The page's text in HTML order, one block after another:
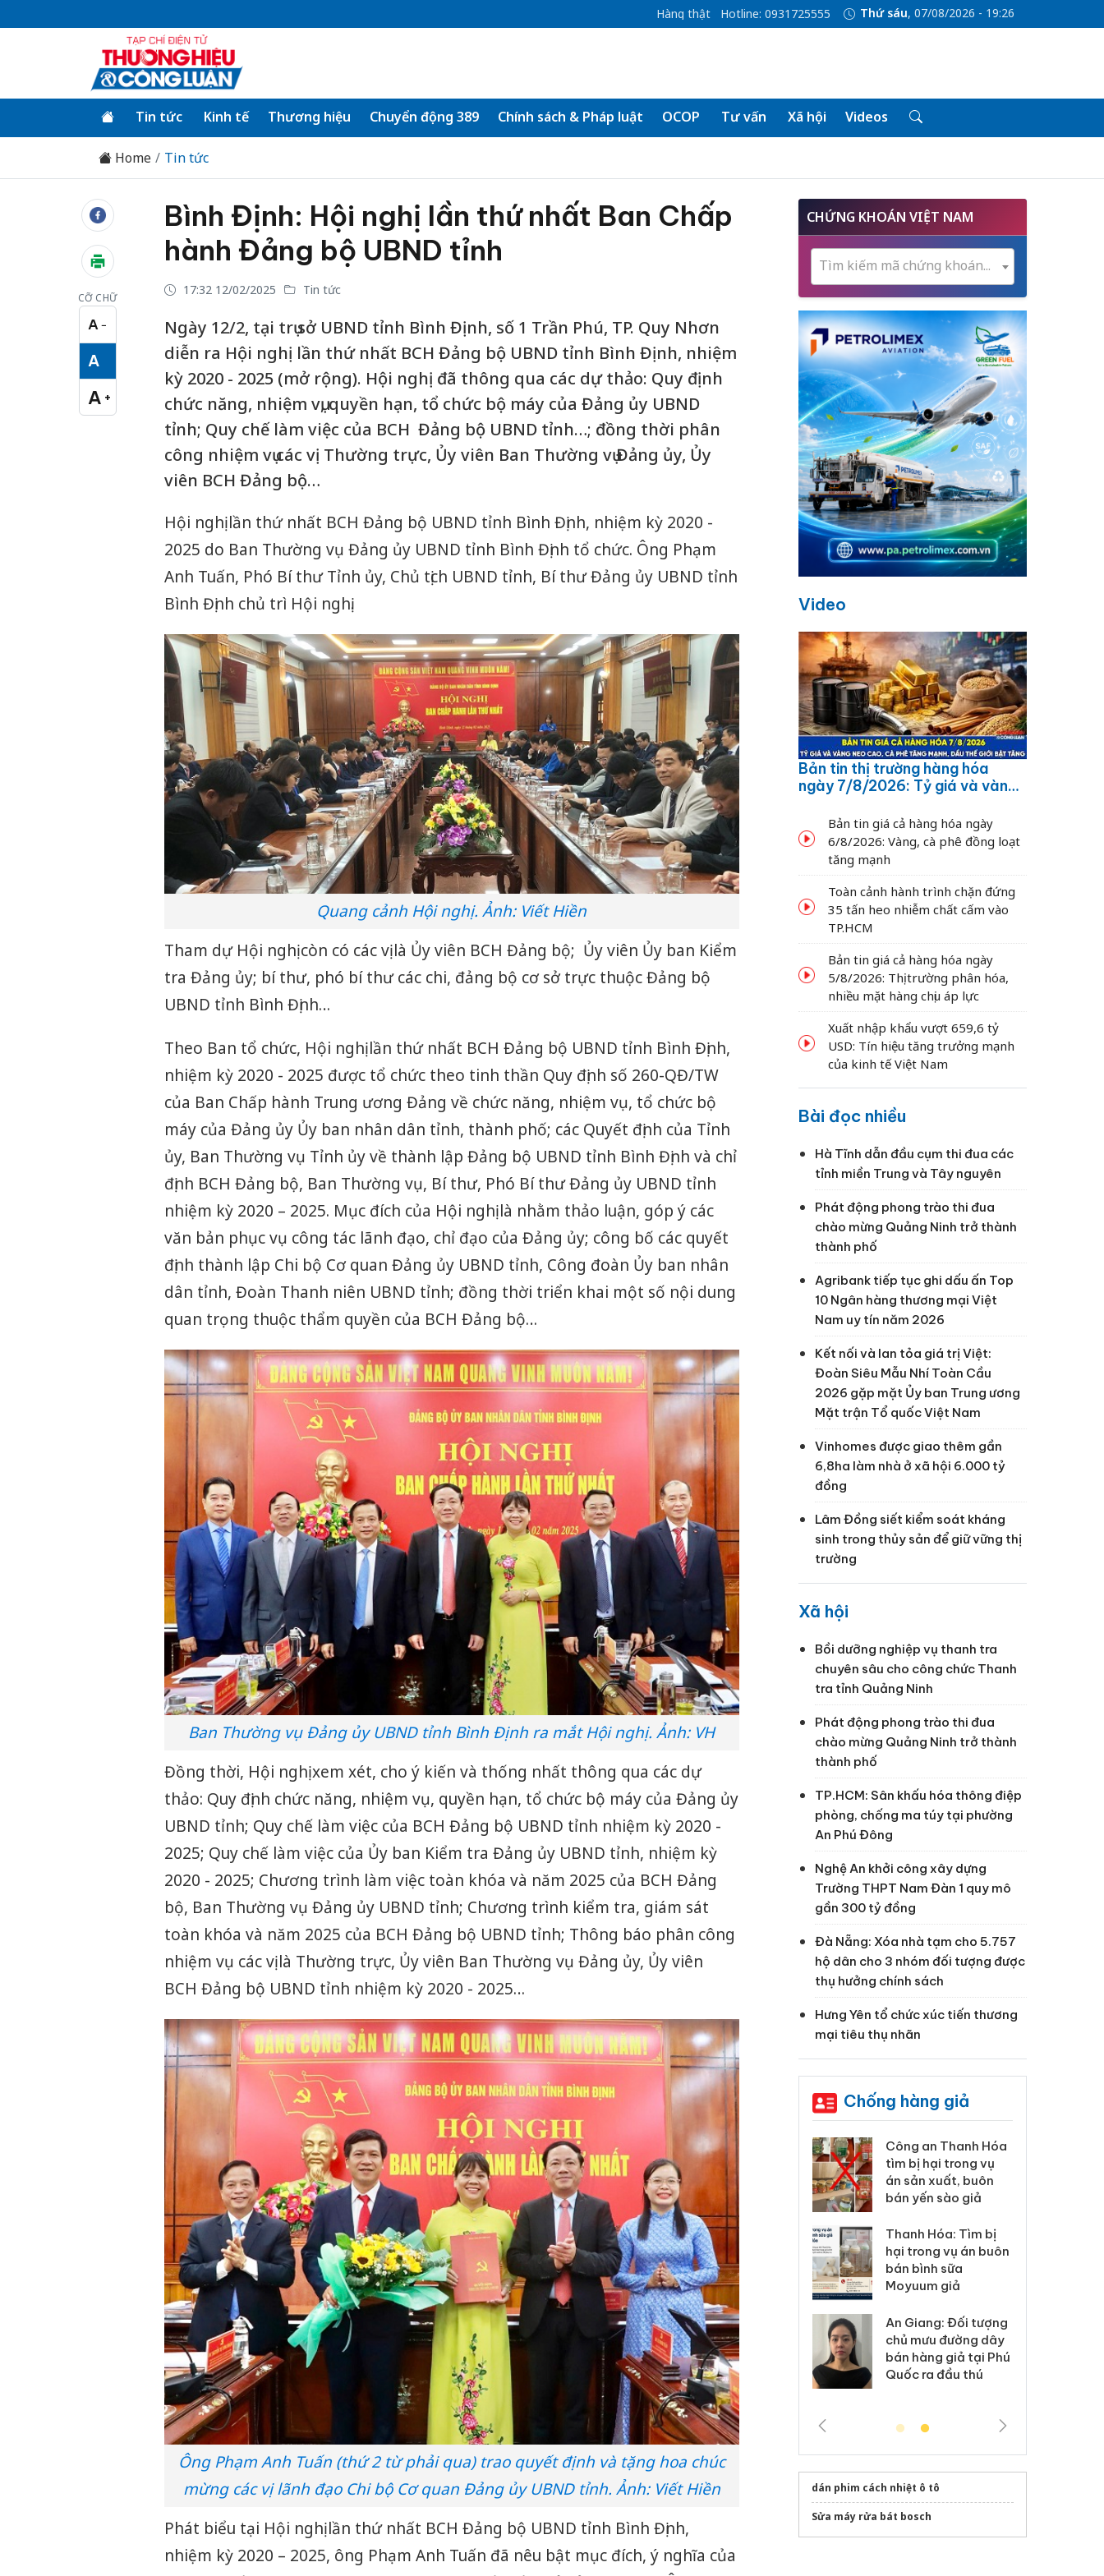
Hàng thật Hotline: 0931725555 Thứ sáu, 07/08/2026 - 19:26
Tin tức Kinh tế Thương hiệu Chuyển động 389 Chính sách & Pháp luật OCOP Tư vấn Xã hội Videos
Home Tin tức
CỠ CHỮ
A −
Cỡ chữ nhỏ
A
Cỡ chữ vừa
A +
Cỡ chữ lớn
Bình Định: Hội nghị lần thứ nhất Ban Chấp
hành Đảng bộ UBND tỉnh
17:32 12/02/2025 Tin tức
Ngày 12/2, tại trụ sở UBND tỉnh Bình Định, số 1 Trần Phú, TP. Quy Nhơn
diễn ra Hội nghị lần thứ nhất BCH Đảng bộ UBND tỉnh Bình Định, nhiệm
kỳ 2020 - 2025 (mở rộng). Hội nghị đã thông qua các dự thảo: Quy định
chức năng, nhiệm vụ, quyền hạn, tổ chức bộ máy của Đảng ủy UBND
tỉnh; Quy chế làm việc của BCH Đảng bộ UBND tỉnh…; đồng thời phân
công nhiệm vụ các vị Thường trực, Ủy viên Ban Thường vụ Đảng ủy, Ủy
viên BCH Đảng bộ…
Hội nghị lần thứ nhất BCH Đảng bộ UBND tỉnh Bình Định, nhiệm kỳ 2020 -
2025 do Ban Thường vụ Đảng ủy UBND tỉnh Bình Định tổ chức. Ông Phạm
Anh Tuấn, Phó Bí thư Tỉnh ủy, Chủ tịch UBND tỉnh, Bí thư Đảng ủy UBND tỉnh
Bình Định chủ trì Hội nghị.
Quang cảnh Hội nghị. Ảnh: Viết Hiền
Tham dự Hội nghị còn có các vị là Ủy viên BCH Đảng bộ; Ủy viên Ủy ban Kiểm
tra Đảng ủy; bí thư, phó bí thư các chi, đảng bộ cơ sở trực thuộc Đảng bộ
UBND tỉnh Bình Định…
Theo Ban tổ chức, Hội nghị lần thứ nhất BCH Đảng bộ UBND tỉnh Bình Định,
nhiệm kỳ 2020 - 2025 được tổ chức theo tinh thần Quy định số 260-QĐ/TW
của Ban Chấp hành Trung ương Đảng về chức năng, nhiệm vụ, tổ chức bộ
máy của Đảng ủy Ủy ban nhân dân tỉnh, thành phố; các Quyết định của Tỉnh
ủy, Ban Thường vụ Tỉnh ủy về thành lập Đảng bộ UBND tỉnh Bình Định và chỉ
định BCH Đảng bộ, Ban Thường vụ, Bí thư, Phó Bí thư Đảng ủy UBND tỉnh
nhiệm kỳ 2020 – 2025. Mục đích của Hội nghị là nhằm thảo luận, góp ý các
văn bản phục vụ công tác lãnh đạo, chỉ đạo của Đảng ủy; công bố các quyết
định thành lập Chi bộ Cơ quan Đảng ủy UBND tỉnh, Công đoàn Ủy ban nhân
dân tỉnh, Đoàn Thanh niên UBND tỉnh; đồng thời triển khai một số nội dung
quan trọng thuộc thẩm quyền của BCH Đảng bộ…
Ban Thường vụ Đảng ủy UBND tỉnh Bình Định ra mắt Hội nghị. Ảnh: VH
Đồng thời, Hội nghị xem xét, cho ý kiến và thống nhất thông qua các dự
thảo: Quy định chức năng, nhiệm vụ, quyền hạn, tổ chức bộ máy của Đảng ủy
UBND tỉnh; Quy chế làm việc của BCH Đảng bộ UBND tỉnh nhiệm kỳ 2020 -
2025; Quy chế làm việc của Ủy ban Kiểm tra Đảng ủy UBND tỉnh, nhiệm kỳ
2020 - 2025; Chương trình làm việc toàn khóa và năm 2025 của BCH Đảng
bộ, Ban Thường vụ Đảng ủy UBND tỉnh; Chương trình kiểm tra, giám sát
toàn khóa và năm 2025 của BCH Đảng bộ UBND tỉnh; Thông báo phân công
nhiệm vụ các vị là Thường trực, Ủy viên Ban Thường vụ Đảng ủy, Ủy viên
BCH Đảng bộ UBND tỉnh nhiệm kỳ 2020 - 2025…
Ông Phạm Anh Tuấn (thứ 2 từ phải qua) trao quyết định và tặng hoa chúc
mừng các vị lãnh đạo Chi bộ Cơ quan Đảng ủy UBND tỉnh. Ảnh: Viết Hiền
Phát biểu tại Hội nghị lần thứ nhất BCH Đảng bộ UBND tỉnh Bình Định,
nhiệm kỳ 2020 – 2025, ông Phạm Anh Tuấn đã nêu bật mục đích, ý nghĩa của
CHỨNG KHOÁN VIỆT NAM
Tìm kiếm mã chứng khoán...
Video
Bản tin thị trường hàng hóa
ngày 7/8/2026: Tỷ giá và vàng
dầu thế giới bật tăng
Bản tin giá cả hàng hóa ngày
6/8/2026: Vàng, cà phê đồng loạt
tăng mạnh
Toàn cảnh hành trình chặn đứng
35 tấn heo nhiễm chất cấm vào
TP.HCM
Bản tin giá cả hàng hóa ngày
5/8/2026: Thị trường phân hóa,
nhiều mặt hàng chịu áp lực
Xuất nhập khẩu vượt 659,6 tỷ
USD: Tín hiệu tăng trưởng mạnh
của kinh tế Việt Nam
Bài đọc nhiều
Hà Tĩnh dẫn đầu cụm thi đua các
tỉnh miền Trung và Tây nguyên
Phát động phong trào thi đua
chào mừng Quảng Ninh trở thành
thành phố
Agribank tiếp tục ghi dấu ấn Top
10 Ngân hàng thương mại Việt
Nam uy tín năm 2026
Kết nối và lan tỏa giá trị Việt:
Đoàn Siêu Mẫu Nhí Toàn Cầu
2026 gặp mặt Ủy ban Trung ương
Mặt trận Tổ quốc Việt Nam
Vinhomes được giao thêm gần
6,8ha làm nhà ở xã hội 6.000 tỷ
đồng
Lâm Đồng siết kiểm soát kháng
sinh trong thủy sản để giữ vững thị
trường
Xã hội
Bồi dưỡng nghiệp vụ thanh tra
chuyên sâu cho công chức Thanh
tra tỉnh Quảng Ninh
Phát động phong trào thi đua
chào mừng Quảng Ninh trở thành
thành phố
TP.HCM: Sân khấu hóa thông điệp
phòng, chống ma túy tại phường
An Phú Đông
Nghệ An khởi công xây dựng
Trường THPT Nam Đàn 1 quy mô
gần 300 tỷ đồng
Đà Nẵng: Xóa nhà tạm cho 5.757
hộ dân cho 3 nhóm đối tượng được
thụ hưởng chính sách
Hưng Yên tổ chức xúc tiến thương
mại tiêu thụ nhãn
Chống hàng giả
Công an Thanh Hóa
tìm bị hại trong vụ
án sản xuất, buôn
bán yến sào giả
Thanh Hóa: Tìm bị
hại trong vụ án buôn
bán bình sữa
Moyuum giả
An Giang: Đối tượng
chủ mưu đường dây
bán hàng giả tại Phú
Quốc ra đầu thú
Lào Cai xử lý 83 vụ vi
phạm thương mại
trong tháng 7
Hưng Yên: Xử lý 6 hộ
kinh doanh bán hàng
giả mạo nhãn hiệu
Adidas, Nike
Cà Mau: Tiêu hủy
công khai hàng ngàn
sản phẩm nhập lậu,
bảo vệ môi trường
dán phim cách nhiệt ô tô
Sửa máy rửa bát bosch